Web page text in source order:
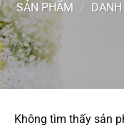
SẢN PHẨM /
Không tìm thấy sản